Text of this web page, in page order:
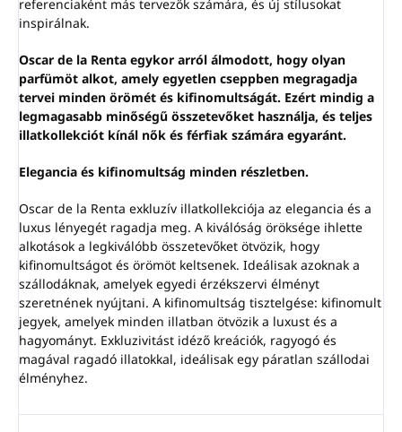
referenciaként más tervezők számára, és új stílusokat
inspirálnak.
Oscar de la Renta egykor arról álmodott, hogy olyan
parfümöt alkot, amely egyetlen cseppben megragadja
tervei minden örömét és kifinomultságát. Ezért mindig a
legmagasabb minőségű összetevőket használja, és teljes
illatkollekciót kínál nők és férfiak számára egyaránt.
Elegancia és kifinomultság minden részletben.
Oscar de la Renta exkluzív illatkollekciója az elegancia és a
luxus lényegét ragadja meg. A kiválóság öröksége ihlette
alkotások a legkiválóbb összetevőket ötvözik, hogy
kifinomultságot és örömöt keltsenek. Ideálisak azoknak a
szállodáknak, amelyek egyedi érzékszervi élményt
szeretnének nyújtani. A kifinomultság tisztelgése: kifinomult
jegyek, amelyek minden illatban ötvözik a luxust és a
hagyományt. Exkluzivitást idéző ​​kreációk, ragyogó és
magával ragadó illatokkal, ideálisak egy páratlan szállodai
élményhez.